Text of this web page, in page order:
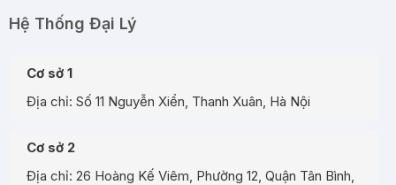
Hệ Thống Đại Lý
Cơ sở 1
Địa chỉ: Số 11 Nguyễn Xiển, Thanh Xuân, Hà Nội
Cơ sở 2
Địa chỉ: 26 Hoàng Kế Viêm, Phường 12, Quận Tân Bình,